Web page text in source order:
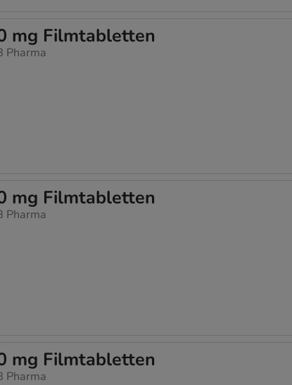
mg Filmtabletten
Pharma
mg Filmtabletten
Pharma
mg Filmtabletten
Pharma